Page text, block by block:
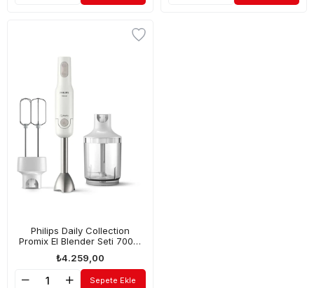
Philips Daily Collection
Promix El Blender Seti 700W
₺4.259,00
Sepete Ekle